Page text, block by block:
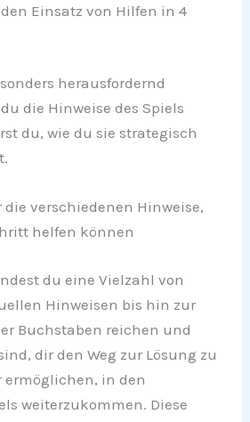
Einsatz von Hilfen in 4
herausfordernd
die Hinweise des Spiels
du, wie du sie strategisch
verschiedenen Hinweise,
helfen können
du eine Vielzahl von
Hinweisen bis hin zur
Buchstaben reichen und
dir den Weg zur Lösung zu
in den
weiterzukommen. Diese